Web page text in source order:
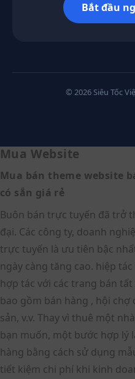
Bắt đầu
© 2026 Siêu Tốc
Mua Website
Mua bán theme website
có sẵn giá rẻ
Buôn bán trực tuyến đã trở
đại. Các công ty, doanh
trực tuyến là ưu tiên bậc
ngày càng tăng cao. hiệp
hợp tác với các trang bán
bao gồm bán hàng , hội
sản, v.v. Thay vì thuê một
bạn muốn, một bước hợp lý
hàng bằng cách sử dụng
tiết kiệm chi phí khi kinh